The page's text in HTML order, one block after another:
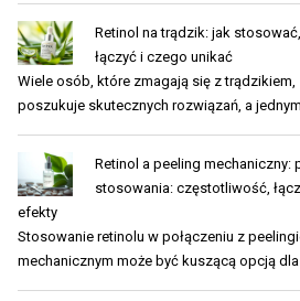
Retinol na trądzik: jak
łączyć i czego unikać
Wiele osób, które zmagają się z trądzikiem,
poszukuje skutecznych rozwiązań, a
Retinol a peeling mechaniczny:
stosowania: częstotliwość,
efekty
Stosowanie retinolu w połączeniu z
mechanicznym może być kuszącą opcją